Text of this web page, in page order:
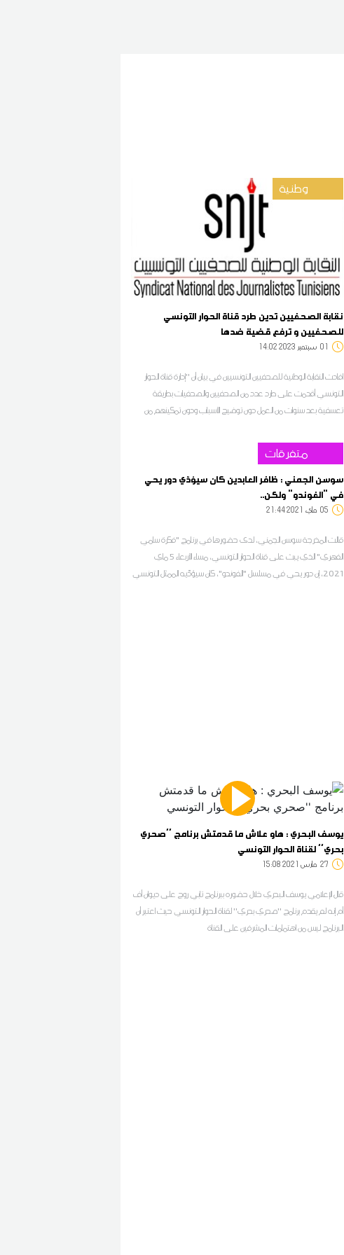
وطنية
نقابة الصحفيين تدين طرد قناة الحوار التونسي
للصحفيين و ترفع قضية ضدها
01 14:02 2023 سبتمبر
افادت النقابة الوطنية للصحفيين التونسيين في بيان أن ''إدارة قناة الحوار
التونسي أقدمت على طرد عدد من الصحفيين والصحفيات بطريقة
تعسفية بعد سنوات من العمل دون توضيح الأسباب ودون تمكينهم من
عمدت القناة إلى طرد صحفية مباشرة بعد عطلة الأمومة وهرسلتها بعد
تهديدها بالطرد منذ بداية حملها''
متفرقات
سوسن الجمني : ظافر العابدين كان سيؤدّي دور يحي
في "الفوندو" ولكن..
05 21:44 2021 ماي
قالت المخرجة سوسن الجمني، لدى حضورها في برنامج "فكرة سامي
الفهري" الذي يبث على قناة الحوار التونسي، مساء الأربعاء 5 ماي
2021، إن دور يحي في مسلسل "الفوندو"، كان سيؤدّيه الممثل التونسي
يوسف البحري : هاو علاش ما قدمتش برنامج ''صحري
بحري'' لقناة الحوار التونسي
27 15:08 2021 مارس
قال الإعلامي يوسف البحري خلال حضوره ببرنامج تابي روج على ديوان أف
أم إنه لم يقدم برنامج ''صحري بحري'' لقناة الحوار التونسي حيث اعتبر أن
البرنامج ليس من اهتمامات المشرفين على القناة